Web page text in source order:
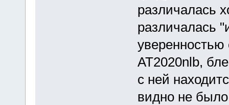
различалась
различалась
уверенностью
AT2020nlb,
с ней
видно не